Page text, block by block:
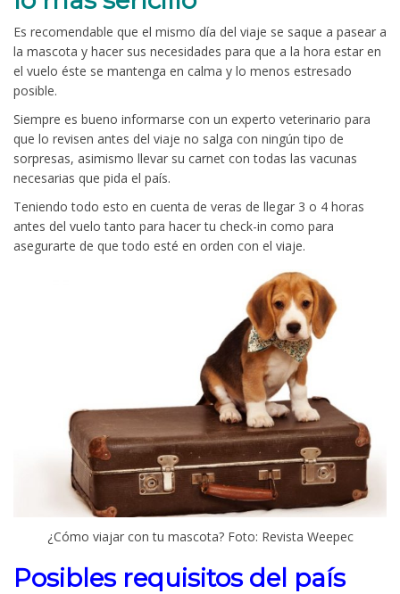
Es recomendable que el mismo día del viaje se saque a pasear a
la mascota y hacer sus necesidades para que a la hora estar en
el vuelo éste se mantenga en calma y lo menos estresado
posible.
Siempre es bueno informarse con un experto veterinario para
que lo revisen antes del viaje no salga con ningún tipo de
sorpresas, asimismo llevar su carnet con todas las vacunas
necesarias que pida el país.
Teniendo todo esto en cuenta de veras de llegar 3 o 4 horas
antes del vuelo tanto para hacer tu check-in como para
asegurarte de que todo esté en orden con el viaje.
¿Cómo viajar con tu mascota? Foto: Revista Weepec
Posibles requisitos del país